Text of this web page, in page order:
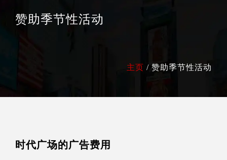
赞助季节性活动
主页 / 赞助季节性活动
时代广场的广告费用